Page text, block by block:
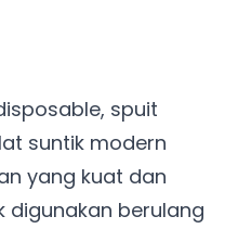
spuit
suntik modern
yang kuat dan
digunakan berulang